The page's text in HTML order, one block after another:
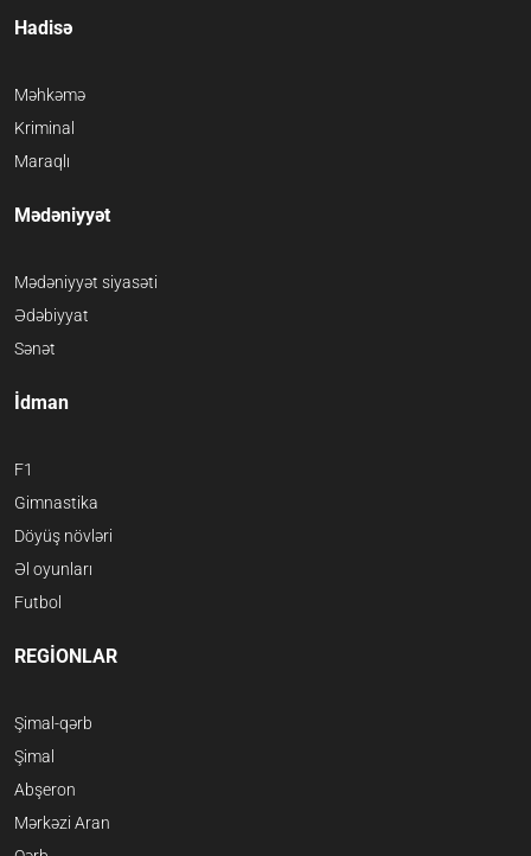
Hadisə
Məhkəmə
Kriminal
Maraqlı
Mədəniyyət
Mədəniyyət siyasəti
Ədəbiyyat
Sənət
İdman
F1
Gimnastika
Döyüş növləri
Əl oyunları
Futbol
REGİONLAR
Şimal-qərb
Şimal
Abşeron
Mərkəzi Aran